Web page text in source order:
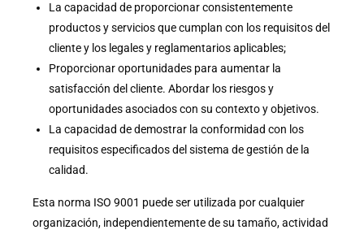
La capacidad de proporcionar consistentemente
productos y servicios que cumplan con los requisitos del
cliente y los legales y reglamentarios aplicables;
Proporcionar oportunidades para aumentar la
satisfacción del cliente. Abordar los riesgos y
oportunidades asociados con su contexto y objetivos.
La capacidad de demostrar la conformidad con los
requisitos especificados del sistema de gestión de la
calidad.
Esta norma ISO 9001 puede ser utilizada por cualquier
organización, independientemente de su tamaño, actividad